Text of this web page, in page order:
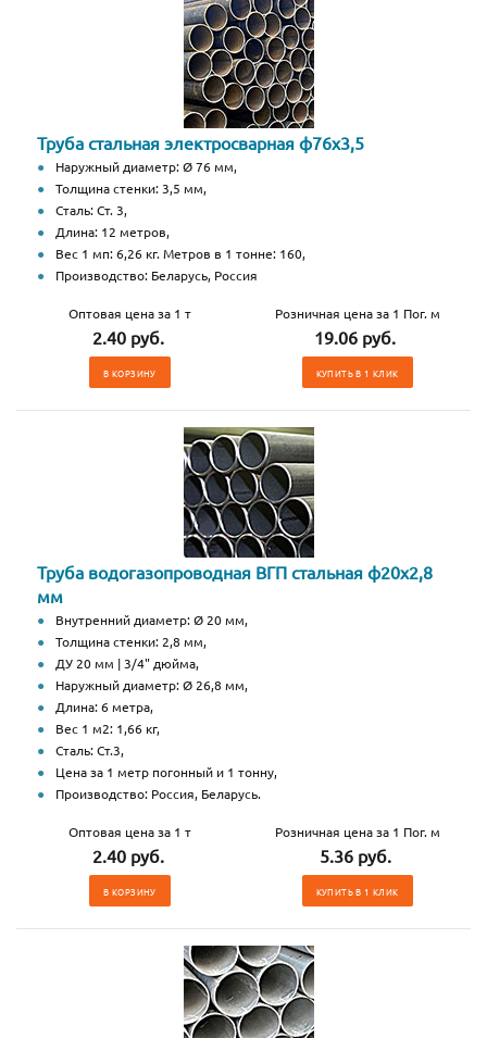
Труба стальная электросварная ф76х3,5
Наружный диаметр: Ø 76 мм,
Толщина стенки: 3,5 мм,
Сталь: Ст. 3,
Длина: 12 метров,
Вес 1 мп: 6,26 кг. Метров в 1 тонне: 160,
Производство: Беларусь, Россия
Оптовая цена за 1 т
2.40 руб.
В КОРЗИНУ
Розничная цена за 1 Пог. м
19.06 руб.
КУПИТЬ В 1 КЛИК
Труба водогазопроводная ВГП стальная ф20х2,8
мм
Внутренний диаметр: Ø 20 мм,
Толщина стенки: 2,8 мм,
ДУ 20 мм | 3/4" дюйма,
Наружный диаметр: Ø 26,8 мм,
Длина: 6 метра,
Вес 1 м2: 1,66 кг,
Сталь: Ст.3,
Цена за 1 метр погонный и 1 тонну,
Производство: Россия, Беларусь.
Оптовая цена за 1 т
2.40 руб.
В КОРЗИНУ
Розничная цена за 1 Пог. м
5.36 руб.
КУПИТЬ В 1 КЛИК